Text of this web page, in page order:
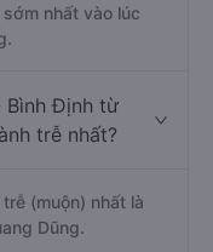
nhất vào lúc
Bình Định từ
trễ nhất?
(muộn) nhất là
Dũng.